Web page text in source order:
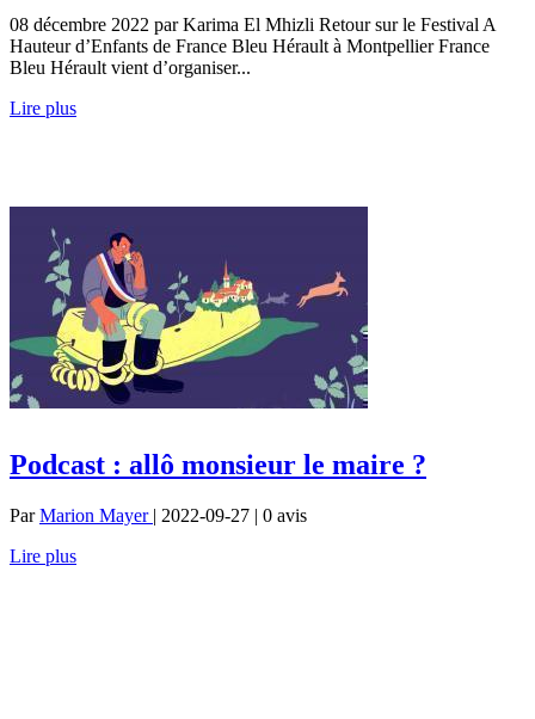
08 décembre 2022 par Karima El Mhizli Retour sur le Festival A
Hauteur d’Enfants de France Bleu Hérault à Montpellier France
Bleu Hérault vient d’organiser...
Lire plus
Podcast : allô monsieur le maire ?
ParMarion Mayer | 2022-09-27 | 0 avis
Lire plus